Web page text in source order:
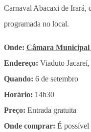
Carnaval Abacaxi de Irará,
programada no local.
Onde: Câmara Municipal
Endereço: Viaduto
Quando: 6 de setembro
Horário: 14h30
Preço: Entrada gratuita
Onde comprar: É possível